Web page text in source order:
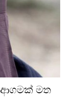
ආගමක් මත